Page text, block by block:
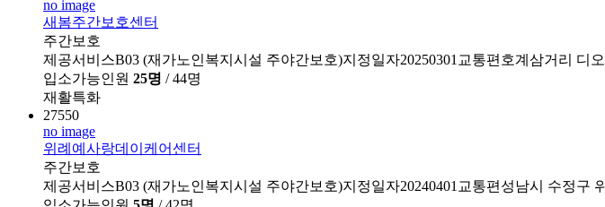
no image
새봄주간보호센터
주간보호
제공서비스B03 (재가노인복지시설 주야간보호)지정일자20250301교통편호계삼거리 디
입소가능인원 25명 / 44명
재활특화
27550
no image
위례예사랑데이케어센터
주간보호
제공서비스B03 (재가노인복지시설 주야간보호)지정일자20240401교통편성남시 수정구